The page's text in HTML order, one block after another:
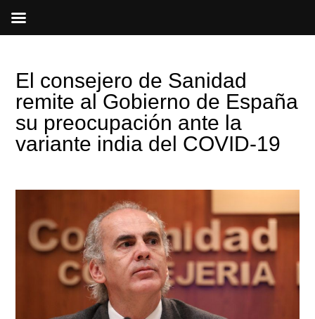
El consejero de Sanidad
remite al Gobierno de España
su preocupación ante la
variante india del COVID-19